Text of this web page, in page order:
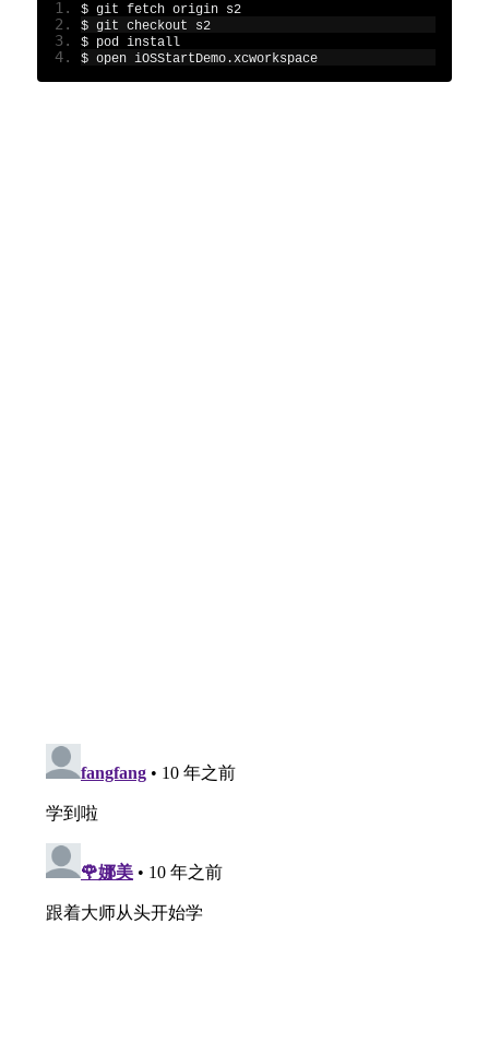
$ git fetch origin s2
$ git checkout s2
$ pod install
$ open iOSStartDemo.xcworkspace